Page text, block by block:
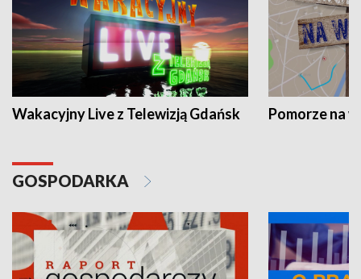
Wakacyjny Live z Telewizją Gdańsk Pomorze na
GOSPODARKA